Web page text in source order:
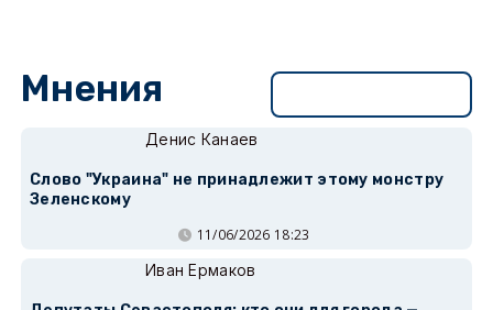
Мнения
Денис Канаев
Слово "Украина" не принадлежит этому монстру
Зеленскому
11/06/2026 18:23
Иван Ермаков